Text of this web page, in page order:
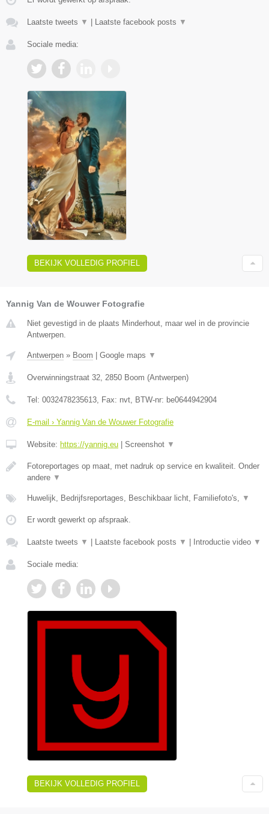
Laatste tweets ▼ Laatste facebook posts ▼
Sociale media:
BEKIJK VOLLEDIG PROFIEL
Yannig Van de Wouwer Fotografie
Niet gevestigd in de plaats Minderhout, maar wel in de provincie
Antwerpen.
Antwerpen » Boom Google maps ▼
Overwinningstraat 32 2850 Boom (Antwerpen)
Tel: 0032478235613 , Fax: nvt , BTW-nr: be0644942904
E-mail › Yannig Van de Wouwer Fotografie
Website: https://yannig.eu Screenshot ▼
Fotoreportages op maat, met nadruk op service en kwaliteit. Onder
andere ▼
Huwelijk, Bedrijfsreportages, Beschikbaar licht, Familiefoto's, ▼
Er wordt gewerkt op afspraak.
Laatste tweets ▼ Laatste facebook posts ▼ Introductie video ▼
Sociale media:
BEKIJK VOLLEDIG PROFIEL